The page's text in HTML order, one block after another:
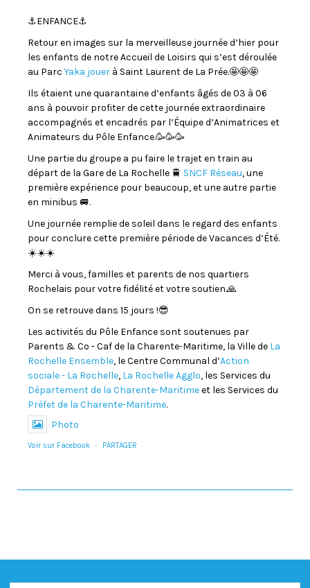
⚓️ENFANCE⚓️
Retour en images sur la merveilleuse journée d’hier pour
les enfants de notre Accueil de Loisirs qui s’est déroulée
au Parc Yaka jouer à Saint Laurent de La Prée.🤩🤩🤩
Ils étaient une quarantaine d’enfants âgés de 03 à 06
ans à pouvoir profiter de cette journée extraordinaire
accompagnés et encadrés par l’Équipe d’Animatrices et
Animateurs du Pôle Enfance.🥳🥳🥳
Une partie du groupe a pu faire le trajet en train au
départ de la Gare de La Rochelle 🚆 SNCF Réseau, une
première expérience pour beaucoup, et une autre partie
en minibus 🚐.
Une journée remplie de soleil dans le regard des enfants
pour conclure cette première période de Vacances d’Été.
☀️☀️☀️
Merci à vous, familles et parents de nos quartiers
Rochelais pour votre fidélité et votre soutien.🙏
On se retrouve dans 15 jours !😎
Les activités du Pôle Enfance sont soutenues par
Parents & Co - Caf de la Charente-Maritime, la Ville de La
Rochelle Ensemble, le Centre Communal d’Action
sociale - La Rochelle, La Rochelle Agglo, les Services du
Département de la Charente-Maritimeet les Services du
Préfet de la Charente-Maritime.
Photo
Voir sur Facebook · PARTAGER